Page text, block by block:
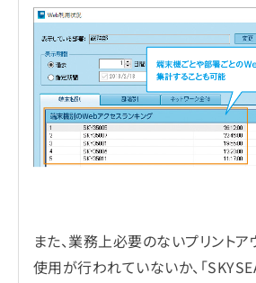
また、業務上必要のないプリント
使用が行われていないか、「